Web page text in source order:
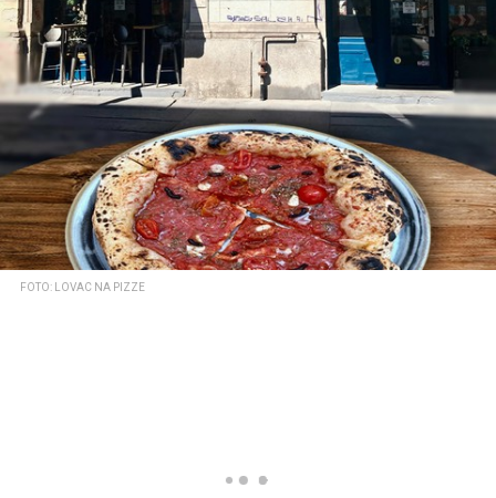
FOTO: LOVAC NA PIZZE